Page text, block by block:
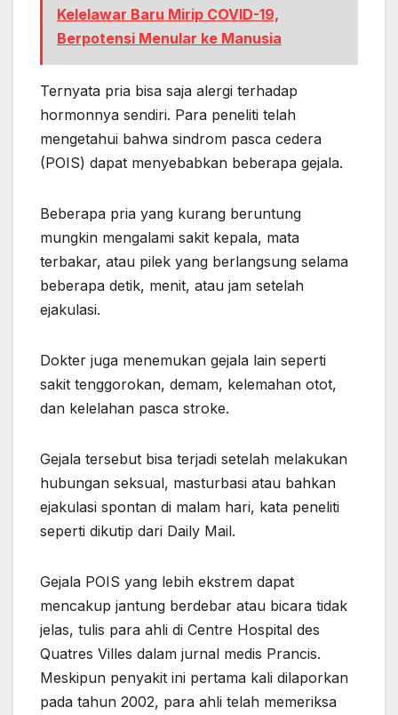
Kelelawar Baru Mirip COVID-19,
Berpotensi Menular ke Manusia
Ternyata pria bisa saja alergi terhadap
hormonnya sendiri. Para peneliti telah
mengetahui bahwa sindrom pasca cedera
(POIS) dapat menyebabkan beberapa gejala.
Beberapa pria yang kurang beruntung
mungkin mengalami sakit kepala, mata
terbakar, atau pilek yang berlangsung selama
beberapa detik, menit, atau jam setelah
ejakulasi.
Dokter juga menemukan gejala lain seperti
sakit tenggorokan, demam, kelemahan otot,
dan kelelahan pasca stroke.
Gejala tersebut bisa terjadi setelah melakukan
hubungan seksual, masturbasi atau bahkan
ejakulasi spontan di malam hari, kata peneliti
seperti dikutip dari Daily Mail.
Gejala POIS yang lebih ekstrem dapat
mencakup jantung berdebar atau bicara tidak
jelas, tulis para ahli di Centre Hospital des
Quatres Villes dalam jurnal medis Prancis.
Meskipun penyakit ini pertama kali dilaporkan
pada tahun 2002, para ahli telah memeriksa